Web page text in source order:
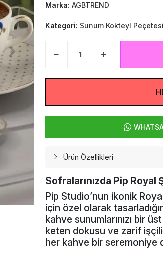
Marka: AGBTREND
Kategori: Sunum Kokteyl Peçetesi
Ürün Özellikleri
Sofralarınızda Pip Royal
Pip Studio’nun ikonik
için özel olarak
kahve sunumlarınızı bir
keten dokusu ve zarif
her kahve bir seremoniye